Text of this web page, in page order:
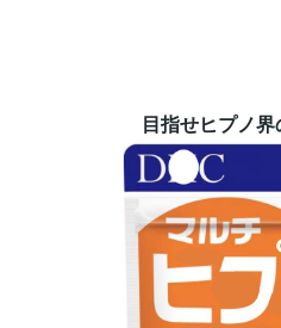
目指せヒプノ界